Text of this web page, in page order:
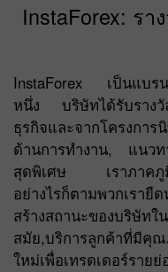
InstaForex: ร
InstaForex เป็นแบร
หนึ่ง บริษัทได้รับรางวัล
ธุรกิจและจากโครงกา
ด้านการทำงาน, แนวท
สุดพิเศษ เราภาคภูมิใ
อย่างไรก็ตามพวกเรายื
สร้างสถานะของบริษัท
สมัย,บริการลูกค้าที่มีคุ
ใหม่เพื่อเทรดเดอร์รายย่